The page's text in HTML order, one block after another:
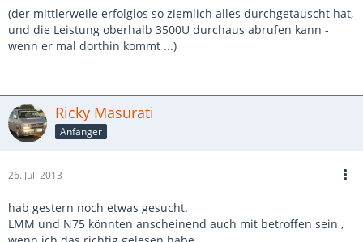
(der mittlerweile erfolglos so ziemlich alles durchgetauscht hat,
und die Leistung oberhalb 3500U durchaus abrufen kann -
wenn er mal dorthin kommt ...)
Ricky Masurati
Anfänger
26. Juli 2013
hab gestern noch etwas gesucht.
LMM und N75 könnten anscheinend auch mit betroffen sein ,